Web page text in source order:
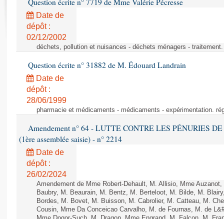
Rapports d'enquête
Rapports législatifs
Rapports sur l'application des lois
Baromètre de l’application des lois
Dossiers législatifs
Budget et sécurité sociale
Questions écrites et orales
Comptes rendus des débats
Question écrite n° 7719 de Mme Valérie Pécresse
Date de
dépôt :
02/12/2002
déchets, pollution et nuisances - déchets ménagers -
Question écrite n° 31882 de M. Édouard Landrain
Date de
dépôt :
28/06/1999
pharmacie et médicaments - médicaments - expérimentation.
Amendement n° 64 - LUTTE CONTRE LES PÉNURIES
(1ère assemblée saisie) - n° 2214
Date de
dépôt :
26/02/2024
Amendement de Mme Robert-Dehault, M. Allisio, Mme
Baubry, M. Beaurain, M. Bentz, M. Berteloot, M. Bilde, M.
Bordes, M. Bovet, M. Buisson, M. Cabrolier, M. Catteau, M.
Cousin, Mme Da Conceicao Carvalho, M. de Fournas, M. de